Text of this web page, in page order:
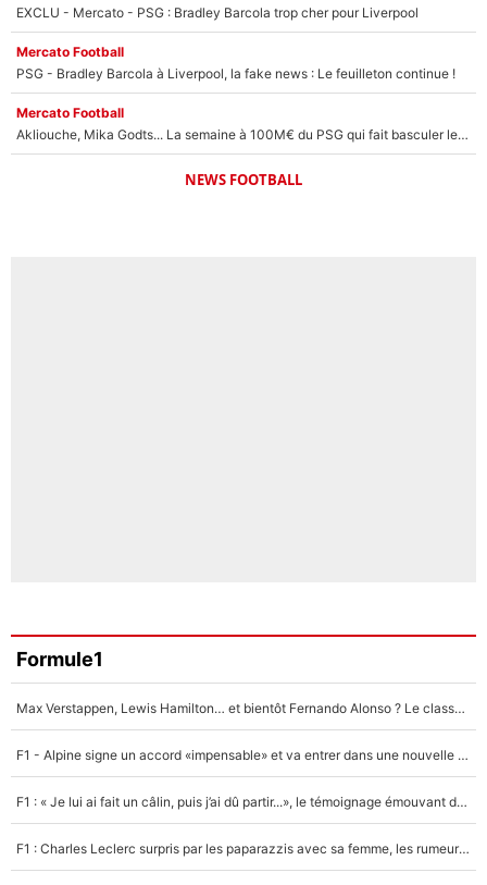
EXCLU - Mercato - PSG : Bradley Barcola trop cher pour Liverpool
Mercato Football
PSG - Bradley Barcola à Liverpool, la fake news : Le feuilleton continue !
Mercato Football
Akliouche, Mika Godts... La semaine à 100M€ du PSG qui fait basculer le mercato du PSG !
NEWS FOOTBALL
Formule1
Max Verstappen, Lewis Hamilton… et bientôt Fernando Alonso ? Le classement des pilotes les mieux payés en Formule 1 risque de changer !
F1 - Alpine signe un accord «impensable» et va entrer dans une nouvelle dimension : Grande nouvelle pour Pierre Gasly !
F1 : « Je lui ai fait un câlin, puis j’ai dû partir...», le témoignage émouvant de Max Verstappen sur sa fille
F1 : Charles Leclerc surpris par les paparazzis avec sa femme, les rumeurs étaient vraies !